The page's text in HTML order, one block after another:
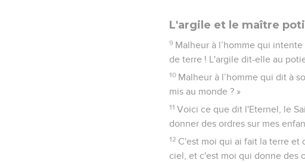
L'argile et le maître
9 Malheur à l’homme qui intente
de terre ! L'argile dit-elle au
10 Malheur à l’homme qui dit à
mis au monde ? »
11 Voici ce que dit l'Eternel, le
donner des ordres sur mes
12 C'est moi qui ai fait la terre et
ciel, et c'est moi qui donne des